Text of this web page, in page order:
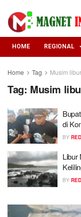
HOME REGIONAL
Home Tag Musim
Tag: Musim
di
BY
Libur
BY